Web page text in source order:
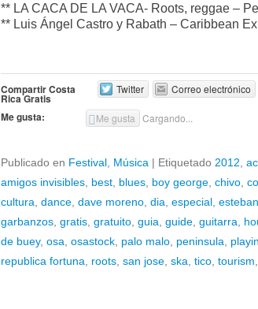
** LA CACA DE LA VACA- Roots, reggae –
** Luis Ángel Castro y Rabath – Caribbean
Compartir Costa
Rica Gratis
Twitter Correo electrónico
Me gusta: Me gusta Cargando...
Publicado en Festival Música | Etiquetado 2012
amigos invisibles best blues boy george chivo
cultura dance dave moreno dia especial
garbanzos gratis gratuito guia guide guitarra
de buey, osa osastock palo malo peninsula
republica fortuna
roots san jose ska tico tourism